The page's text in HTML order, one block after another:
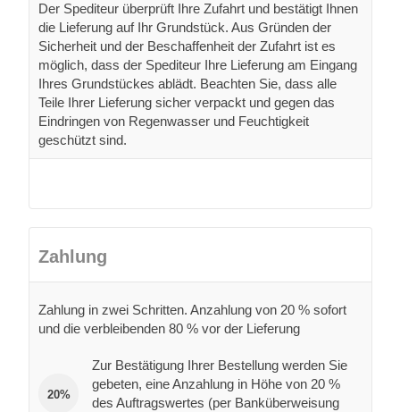
Der Spediteur überprüft Ihre Zufahrt und bestätigt Ihnen
die Lieferung auf Ihr Grundstück. Aus Gründen der
Sicherheit und der Beschaffenheit der Zufahrt ist es
möglich, dass der Spediteur Ihre Lieferung am Eingang
Ihres Grundstückes ablädt. Beachten Sie, dass alle
Teile Ihrer Lieferung sicher verpackt und gegen das
Eindringen von Regenwasser und Feuchtigkeit
geschützt sind.
Zahlung
Zahlung in zwei Schritten. Anzahlung von 20 % sofort
und die verbleibenden 80 % vor der Lieferung
20%
Zur Bestätigung Ihrer Bestellung werden Sie
gebeten, eine Anzahlung in Höhe von 20 %
des Auftragswertes (per Banküberweisung